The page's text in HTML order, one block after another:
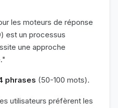
les moteurs de réponse
est un processus
une approche
phrases (50-100 mots).
utilisateurs préfèrent les